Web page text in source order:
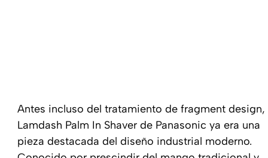
Antes incluso del tratamiento de fragment design,
Lamdash Palm In Shaver de Panasonic ya era una
pieza destacada del diseño industrial moderno.